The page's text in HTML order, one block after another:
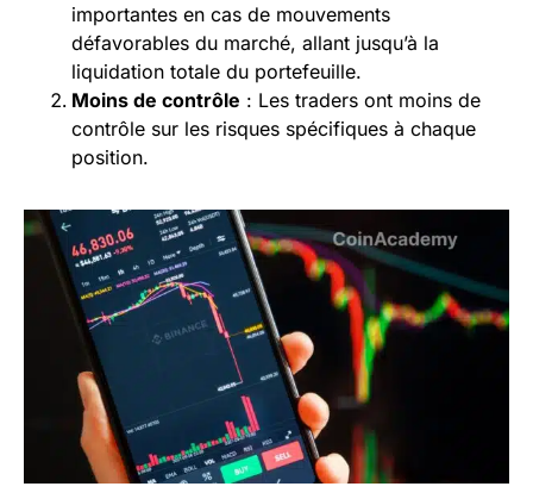
importantes en cas de mouvements
défavorables du marché, allant jusqu’à la
liquidation totale du portefeuille.
Moins de contrôle : Les traders ont moins de
contrôle sur les risques spécifiques à chaque
position.